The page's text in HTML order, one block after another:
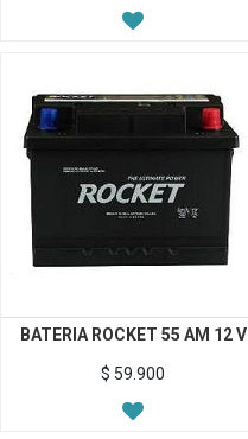
BATERIA ROCKET 55 AM 12 V
$ 59.900